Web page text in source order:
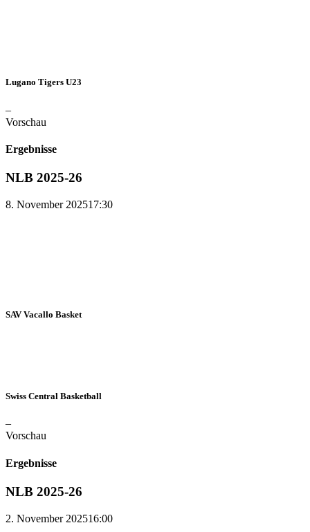
Lugano Tigers U23
–
Vorschau
Ergebnisse
NLB 2025-26
8. November 202517:30
SAV Vacallo Basket
Swiss Central Basketball
–
Vorschau
Ergebnisse
NLB 2025-26
2. November 202516:00